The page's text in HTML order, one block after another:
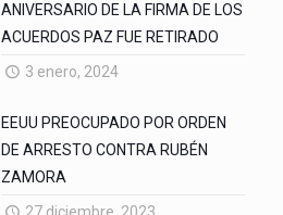
ANIVERSARIO DE LA FIRMA DE LOS
ACUERDOS PAZ FUE RETIRADO
3 enero, 2024
EEUU PREOCUPADO POR ORDEN
DE ARRESTO CONTRA RUBÉN
ZAMORA